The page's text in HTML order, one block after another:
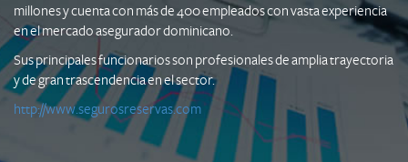
millones y cuenta con más de 400 empleados con vasta experiencia
en el mercado asegurador dominicano.
Sus principales funcionarios son profesionales de amplia trayectoria
y de gran trascendencia en el sector.
http://www.segurosreservas.com